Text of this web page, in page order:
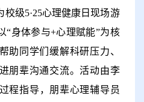
校级5·25心理健康日现场游
“身体参与+心理赋能”为核
助同学们缓解科研压力、
朋辈沟通交流。活动由李
过程指导，朋辈心理辅导员